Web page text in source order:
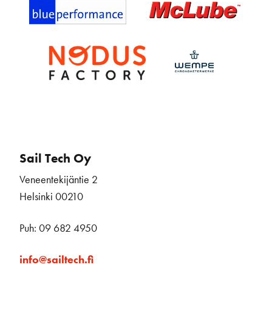
Sail Tech Oy
Veneentekijäntie 2
Helsinki 00210
Puh: 09 682 4950
info@sailtech.fi